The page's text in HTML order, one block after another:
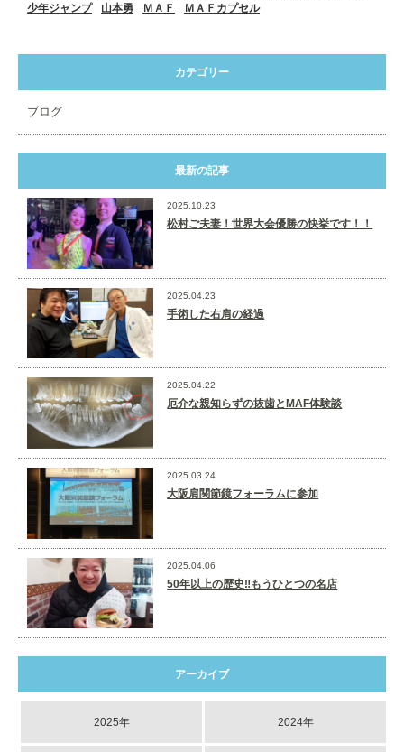
少年ジャンプ
山本勇 ＭＡＦ ＭＡＦカプセル
カテゴリー
ブログ
最新の記事
2025.10.23
松村ご夫妻！世界大会優勝の快挙です！！
2025.04.23
手術した右肩の経過
2025.04.22
厄介な親知らずの抜歯とMAF体験談
2025.03.24
大阪肩関節鏡フォーラムに参加
2025.04.06
50年以上の歴史‼️もうひとつの名店
アーカイブ
2025年 2024年